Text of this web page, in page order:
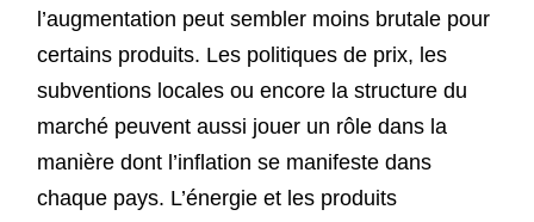
l’augmentation peut sembler moins brutale pour
certains produits. Les politiques de prix, les
subventions locales ou encore la structure du
marché peuvent aussi jouer un rôle dans la
manière dont l’inflation se manifeste dans
chaque pays. L’énergie et les produits